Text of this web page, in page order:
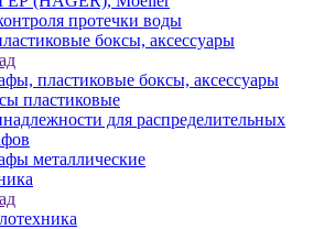
протечки воды
боксы, аксессуары
пластиковые боксы, аксессуары
пластиковые
для распределительных
металлические